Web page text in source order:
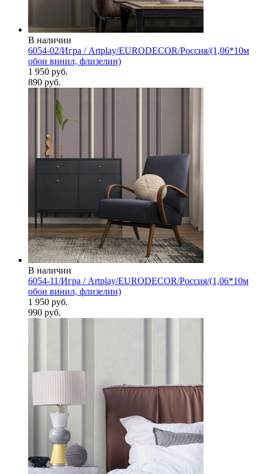
В наличии
6054-02/Игра / Artplay/EURODECOR/Россия/(1,06*10м
обои винил, флизелин)
1 950 руб.
890 руб.
В наличии
6054-11/Игра / Artplay/EURODECOR/Россия/(1,06*10м
обои винил, флизелин)
1 950 руб.
990 руб.